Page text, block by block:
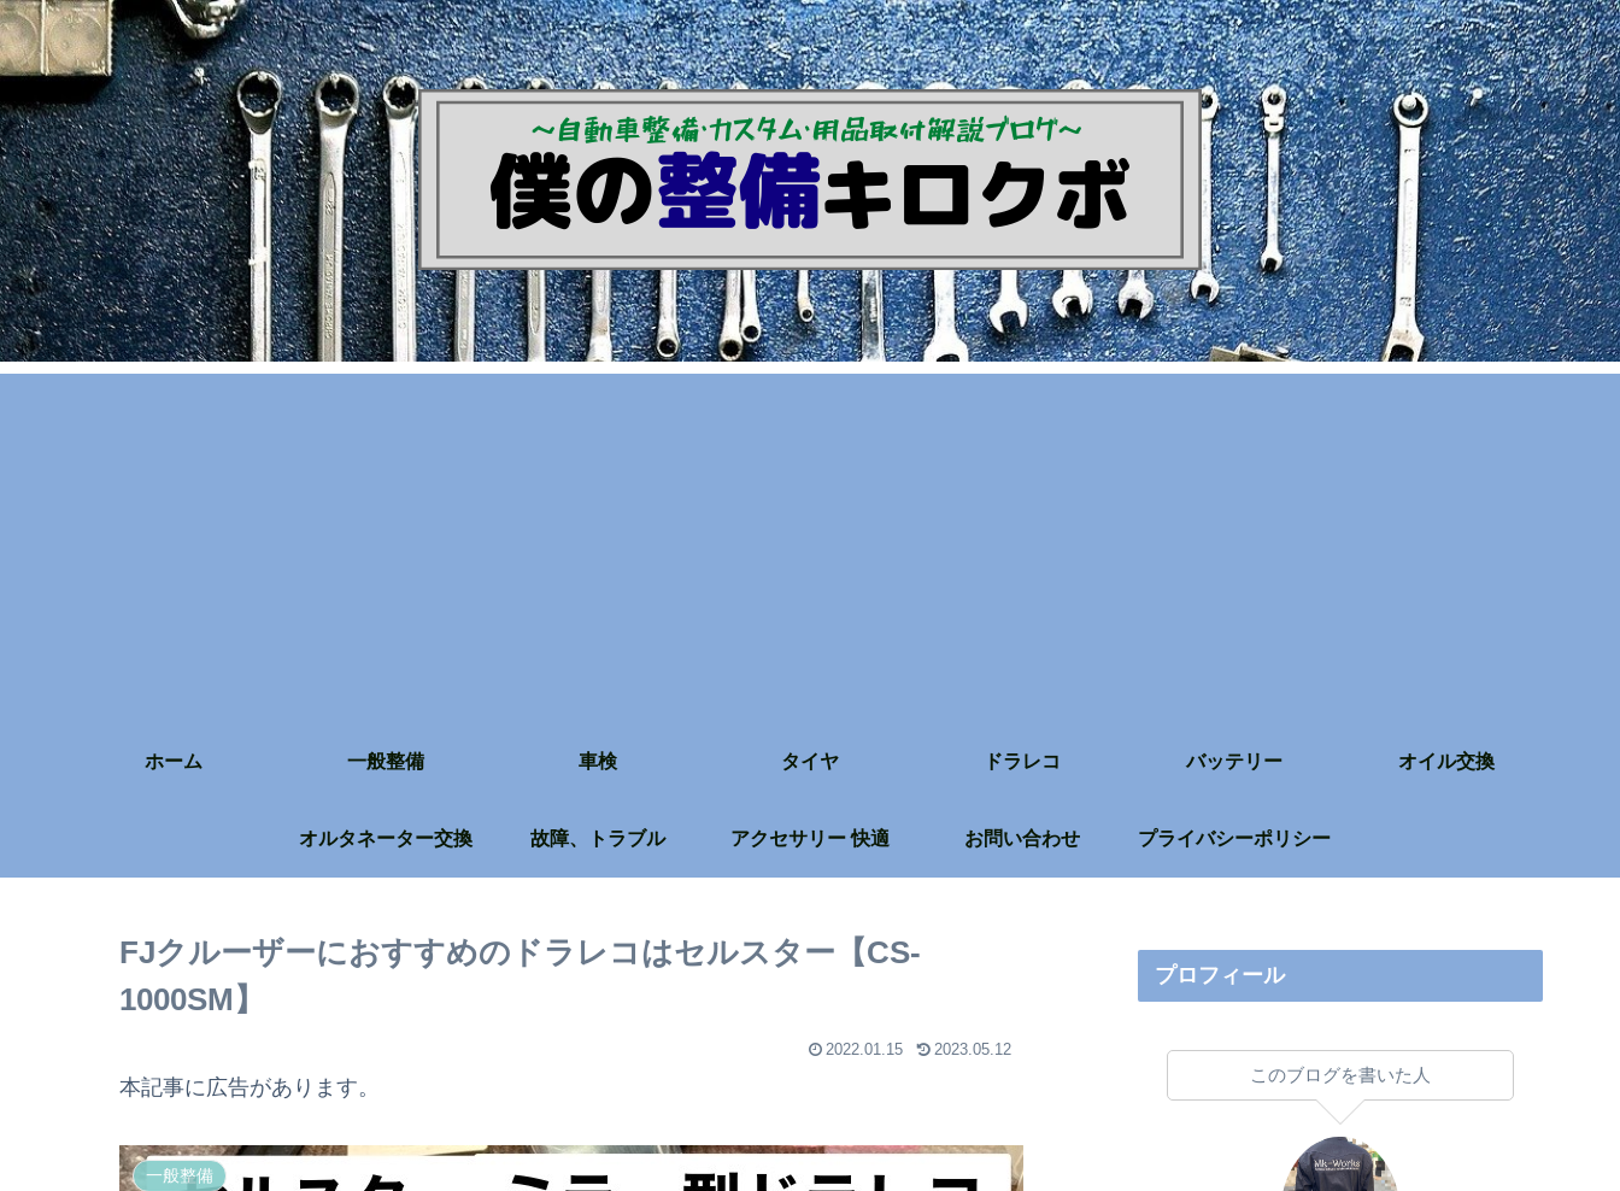
ホーム 一般整備 車検 タイヤ ドラレコ バッテリー オイル交換
オルタネーター交換 故障、トラブル アクセサリー 快適 お問い合わせ プライバシーポリシー
FJクルーザーにおすすめのドラレコはセルスター【CS-
1000SM】
2022.01.15 2023.05.12
本記事に広告があります。
一般整備
プロフィール
このブログを書いた人